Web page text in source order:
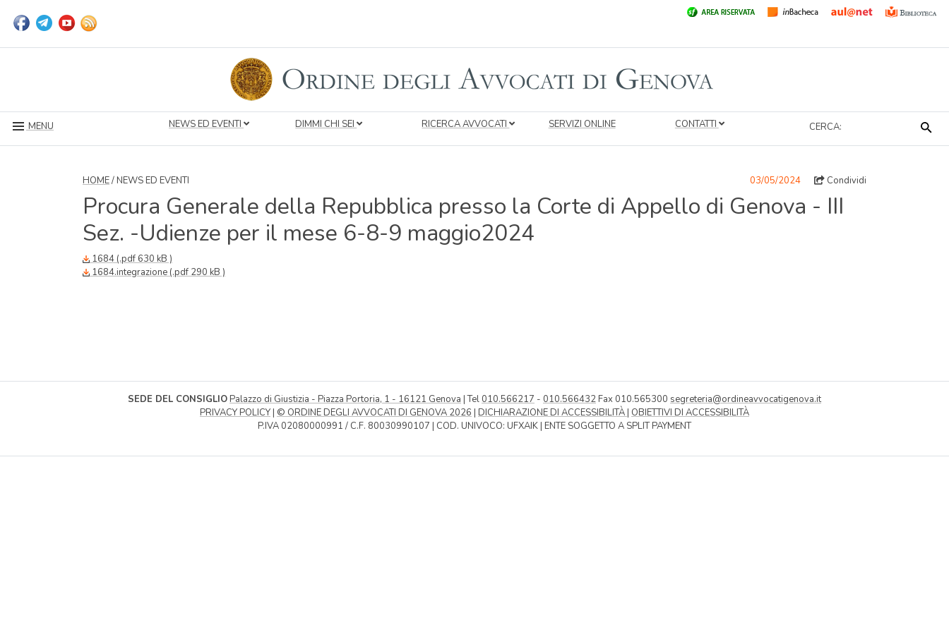
MENU NEWS ED EVENTI DIMMI CHI SEI RICERCA AVVOCATI SERVIZI ONLINE CONTATTI CERCA:
HOME/ NEWS ED EVENTI 03/05/2024 Condividi
Procura Generale della Repubblica presso la Corte di Appello di Genova - III
Sez. -Udienze per il mese 6-8-9 maggio2024
1684 (.pdf 630 kB )
1684.integrazione (.pdf 290 kB )
SEDE DEL CONSIGLIOPalazzo di Giustizia - Piazza Portoria, 1 - 16121 Genova | Tel 010.566217 - 010.566432Fax 010.565300 segreteria@ordineavvocatigenova.it
PRIVACY POLICY| © ORDINE DEGLI AVVOCATI DI GENOVA 2026 | DICHIARAZIONE DI ACCESSIBILITÀ| OBIETTIVI DI ACCESSIBILITÀ
P.IVA 02080000991 / C.F. 80030990107 | COD. UNIVOCO: UFXAIK | ENTE SOGGETTO A SPLIT PAYMENT